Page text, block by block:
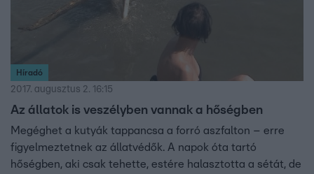
Híradó
2017. augusztus 2. 16:15
Az állatok is veszélyben vannak a hőségben
Megéghet a kutyák tappancsa a forró aszfalton – erre
figyelmeztetnek az állatvédők. A napok óta tartó
hőségben, aki csak tehette, estére halasztotta a sétát, de